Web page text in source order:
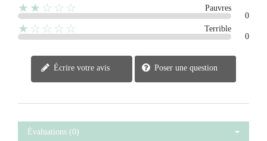
★★☆☆☆
Pauvres
0
★☆☆☆☆
Terrible
0
Écrire votre avis Poser une question
Évaluations (0)